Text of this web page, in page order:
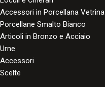
Accessori in Porcellana Vetrina
Porcellane Smalto Bianco
Articoli in Bronzo e Acciaio
Urne
Accessori
Scelte